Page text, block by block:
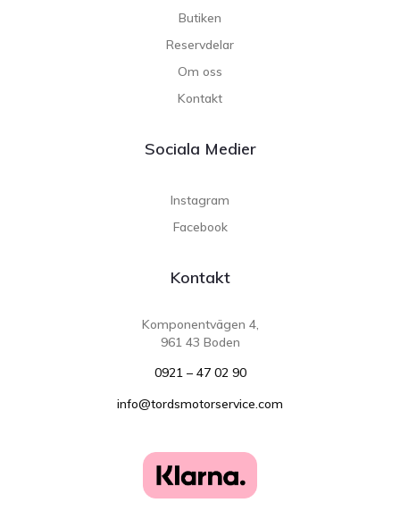
Butiken
Reservdelar
Om oss
Kontakt
Sociala Medier
Instagram
Facebook
Kontakt
Komponentvägen 4,
961 43 Boden
0921 – 47 02 90
info@tordsmotorservice.com